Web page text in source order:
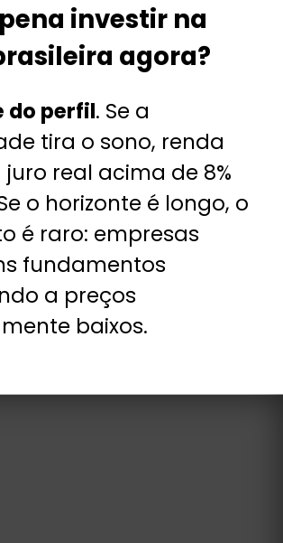
do perfil. Se a
tira o sono, renda
real acima de 8%
o horizonte é longo, o
é raro: empresas
fundamentos
a preços
baixos.
investir na
agora?